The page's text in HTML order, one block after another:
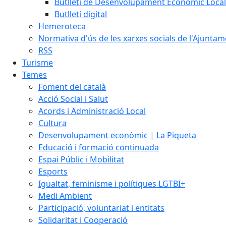
Butlletí digital
Hemeroteca
Normativa d'ús de les xarxes socials de
RSS
Turisme
Temes
Foment del català
Acció Social i Salut
Acords i Administració Local
Cultura
Desenvolupament econòmic | La Piqueta
Educació i formació continuada
Espai Públic i Mobilitat
Esports
Igualtat, feminisme i polítiques LGTBI+
Medi Ambient
Participació, voluntariat i entitats
Solidaritat i Cooperació